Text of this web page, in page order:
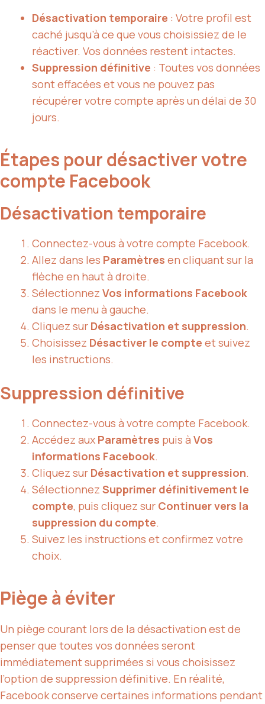
Désactivation temporaire : Votre profil est
caché jusqu’à ce que vous choisissiez de le
réactiver. Vos données restent intactes.
Suppression définitive : Toutes vos données
sont effacées et vous ne pouvez pas
récupérer votre compte après un délai de 30
jours.
Étapes pour désactiver votre
compte Facebook
Désactivation temporaire
Connectez-vous à votre compte Facebook.
Allez dans les Paramètres en cliquant sur la
flèche en haut à droite.
Sélectionnez Vos informations Facebook
dans le menu à gauche.
Cliquez sur Désactivation et suppression.
Choisissez Désactiver le compte et suivez
les instructions.
Suppression définitive
Connectez-vous à votre compte Facebook.
Accédez aux Paramètres puis à Vos
informations Facebook.
Cliquez sur Désactivation et suppression.
Sélectionnez Supprimer définitivement le
compte, puis cliquez sur Continuer vers la
suppression du compte.
Suivez les instructions et confirmez votre
choix.
Piège à éviter
Un piège courant lors de la désactivation est de
penser que toutes vos données seront
immédiatement supprimées si vous choisissez
l’option de suppression définitive. En réalité,
Facebook conserve certaines informations pendant